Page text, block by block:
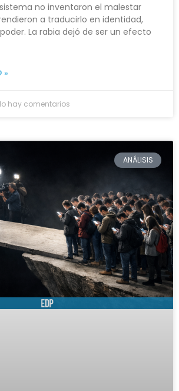
no inventaron el malestar
a traducirlo en identidad,
La rabia dejó de ser un efecto
»
hay comentarios
ANÁLISIS